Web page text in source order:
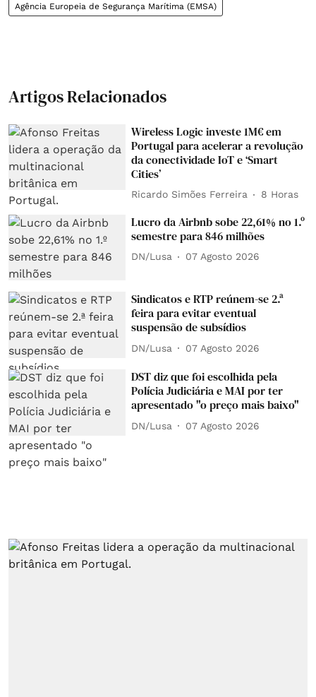
Agência Europeia de Segurança Marítima (EMSA)
Artigos Relacionados
Wireless Logic investe 1M€ em
Portugal para acelerar a revolução
da conectividade IoT e ‘Smart
Cities’
Ricardo Simões Ferreira 8 Horas
Lucro da Airbnb sobe 22,61% no 1.º
semestre para 846 milhões
DN/Lusa 07 Agosto 2026
Sindicatos e RTP reúnem-se 2.ª
feira para evitar eventual
suspensão de subsídios
DN/Lusa 07 Agosto 2026
DST diz que foi escolhida pela
Polícia Judiciária e MAI por ter
apresentado "o preço mais baixo"
DN/Lusa 07 Agosto 2026